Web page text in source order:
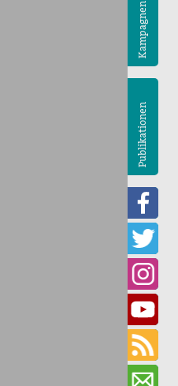
Kampagnen
Publikationen